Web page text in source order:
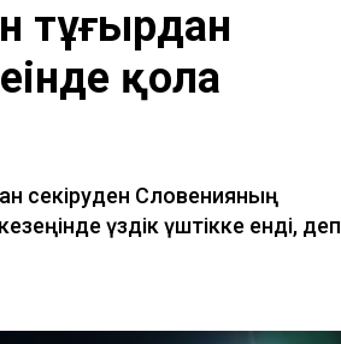
тұғырдан
қола
секіруден Словенияның
үздік үштікке енді, деп